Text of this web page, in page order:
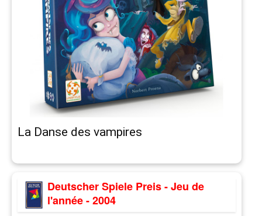
La Danse des vampires
Deutscher Spiele Preis - Jeu de
l'année - 2004